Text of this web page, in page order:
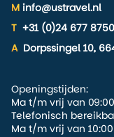
M info@ustravel.nl
T +31 (0)24 677 8750
A Dorpssingel 10,
Openingstijden:
Ma t/m vrij van
Telefonisch
Ma t/m vrij van